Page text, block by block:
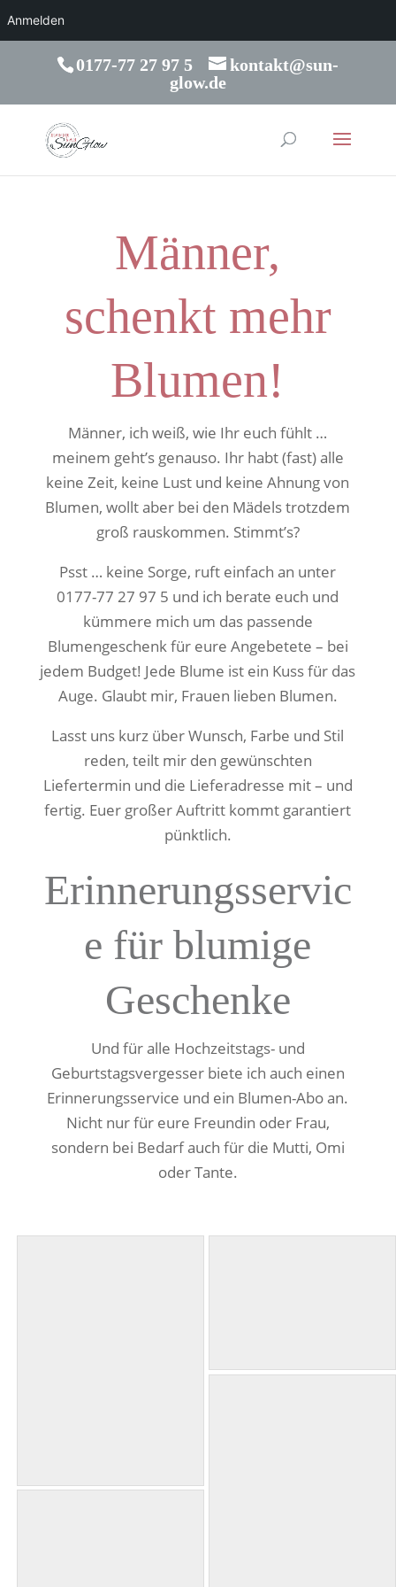
Anmelden
0177-77 27 97 5
kontakt@sun-
glow.de
Männer,
schenkt mehr
Blumen!
Männer, ich weiß, wie Ihr euch fühlt …
meinem geht’s genauso. Ihr habt (fast) alle
keine Zeit, keine Lust und keine Ahnung von
Blumen, wollt aber bei den Mädels trotzdem
groß rauskommen. Stimmt’s?
Psst … keine Sorge, ruft einfach an unter
0177-77 27 97 5 und ich berate euch und
kümmere mich um das passende
Blumengeschenk für eure Angebetete – bei
jedem Budget! Jede Blume ist ein Kuss für das
Auge. Glaubt mir, Frauen lieben Blumen.
Lasst uns kurz über Wunsch, Farbe und Stil
reden, teilt mir den gewünschten
Liefertermin und die Lieferadresse mit – und
fertig. Euer großer Auftritt kommt garantiert
pünktlich.
Erinnerungsservic
e für blumige
Geschenke
Und für alle Hochzeitstags- und
Geburtstagsvergesser biete ich auch einen
Erinnerungsservice und ein Blumen-Abo an.
Nicht nur für eure Freundin oder Frau,
sondern bei Bedarf auch für die Mutti, Omi
oder Tante.